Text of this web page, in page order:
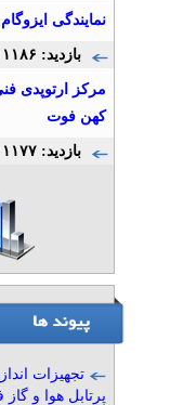
تزریق
و قطعات
آبتین
تلفن: ۰۲۱۷۶۲۱۷۵۵۵
قطعه
درگروه
آبتین
قالب سازی
تلفن: ۰۲۱۷۶۲۱۷۵۵۵
نمایندگی
بازدید: ۱۱۸۶ بار
مرکز ارتوپدی
کهن فوت
بازدید: ۱۱۷۷ بار
تجهیزات
پرتابل هوا و